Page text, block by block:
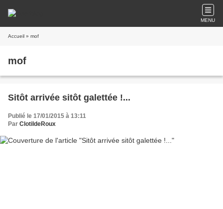
MENU
Accueil » mof
mof
Sitôt arrivée sitôt galettée !...
Publié le 17/01/2015 à 13:11
Par ClotildeRoux